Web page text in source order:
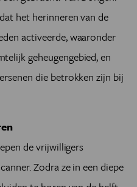
het herinneren van de
activeerde, waaronder
geheugengebied, en
die betrokken zijn bij
de vrijwilligers
Zodra ze in een diepe